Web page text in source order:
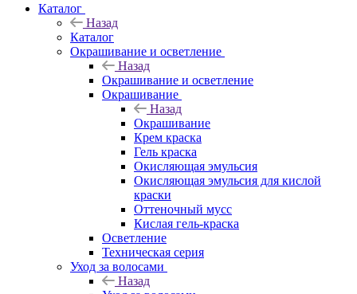
Каталог
Назад
Каталог
Окрашивание и осветление
Назад
Окрашивание и осветление
Окрашивание
Назад
Окрашивание
Крем краска
Гель краска
Окисляющая эмульсия
Окисляющая эмульсия для кислой
краски
Оттеночный мусс
Кислая гель-краска
Осветление
Техническая серия
Уход за волосами
Назад